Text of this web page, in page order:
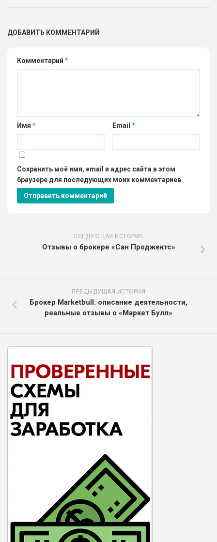
ДОБАВИТЬ КОММЕНТАРИЙ
Комментарий *
Имя * Email *
Сохранить моё имя, email и адрес сайта в этом
браузере для последующих моих комментариев.
СЛЕДУЮЩАЯ ИСТОРИЯ
Отзывы о брокере «Сан Проджектс»
ПРЕДЫДУЩАЯ ИСТОРИЯ
Брокер Marketbull: описание деятельности,
реальные отзывы о «Маркет Булл»